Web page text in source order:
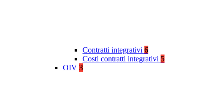
Contratti integrativi 6
Costi contratti integrativi 5
OIV 3